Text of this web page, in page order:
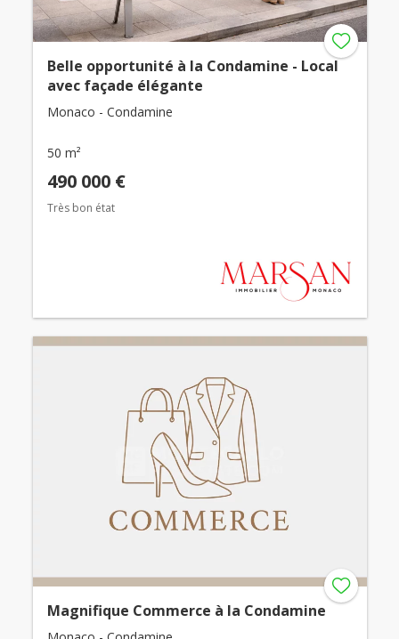
Belle opportunité à la Condamine - Local
avec façade élégante
Monaco - Condamine
50 m²
490 000 €
Très bon état
Magnifique Commerce à la Condamine